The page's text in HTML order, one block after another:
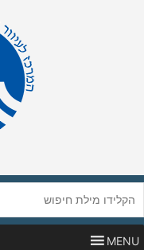
חיפוש
באתר
MENU